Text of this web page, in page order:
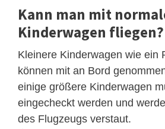
Kann man mit
Kinderwagen fliegen?
Kleinere Kinderwagen wie ein
können mit an Bord
einige größere Kinderwagen
eingecheckt werden und
des Flugzeugs verstaut.